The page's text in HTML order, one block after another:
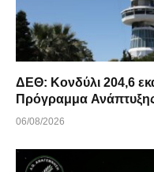
ΔΕΘ: Κονδύλι 204,6
06/08/2026